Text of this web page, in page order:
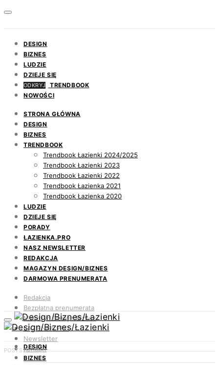
DESIGN
BIZNES
LUDZIE
DZIEJE SIĘ
ODKRYJ
TRENDBOOK
NOWOŚCI
STRONA GŁÓWNA
DESIGN
BIZNES
TRENDBOOK
Trendbook Łazienki 2024/2025
Trendbook Łazienki 2023
Trendbook Łazienki 2022
Trendbook Łazienka 2021
Trendbook Łazienka 2020
LUDZIE
DZIEJE SIĘ
PORADY
ŁAZIENKA.PRO
NASZ NEWSLETTER
REDAKCJA
MAGAZYN DESIGN/BIZNES
DARMOWA PRENUMERATA
Redakcja
Bezpłatna prenumerata
Magazyn Design/Biznes
ŁAZIENKA.PRO
Newsletter
Kontakt
DESIGN
BIZNES
POSTS BY TAG